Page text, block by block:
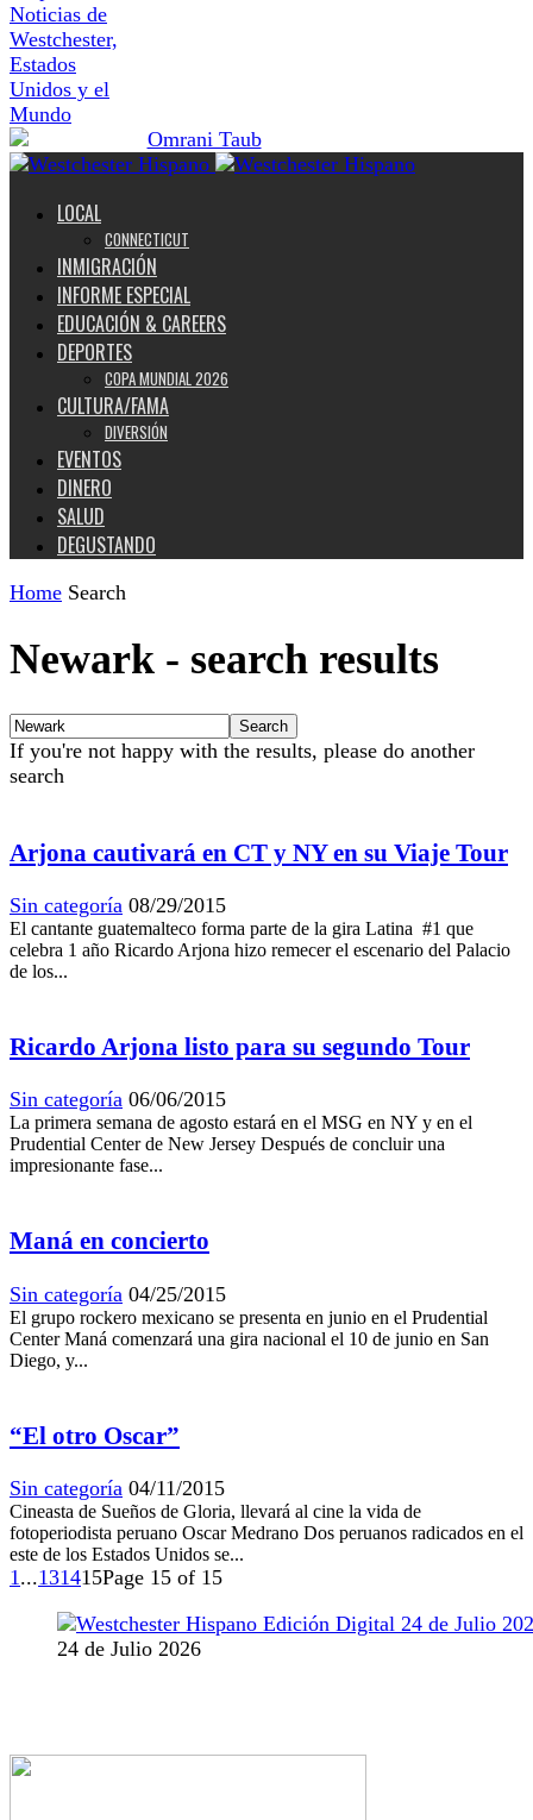
Noticias de
Westchester,
Estados
Unidos y el
Mundo
LOCAL
CONNECTICUT
INMIGRACIÓN
INFORME ESPECIAL
EDUCACIÓN & CAREERS
DEPORTES
COPA MUNDIAL 2026
CULTURA/FAMA
DIVERSIÓN
EVENTOS
DINERO
SALUD
DEGUSTANDO
Home Search
Newark - search results
If you're not happy with the results, please do another
search
Arjona cautivará en CT y NY en su Viaje Tour
Sin categoría 08/29/2015
El cantante guatemalteco forma parte de la gira Latina #1 que
celebra 1 año Ricardo Arjona hizo remecer el escenario del Palacio
de los...
Ricardo Arjona listo para su segundo Tour
Sin categoría 06/06/2015
La primera semana de agosto estará en el MSG en NY y en el
Prudential Center de New Jersey Después de concluir una
impresionante fase...
Maná en concierto
Sin categoría 04/25/2015
El grupo rockero mexicano se presenta en junio en el Prudential
Center Maná comenzará una gira nacional el 10 de junio en San
Diego, y...
“El otro Oscar”
Sin categoría 04/11/2015
Cineasta de Sueños de Gloria, llevará al cine la vida de
fotoperiodista peruano Oscar Medrano Dos peruanos radicados en el
este de los Estados Unidos se...
1 ...131415Page 15 of 15
24 de Julio 2026